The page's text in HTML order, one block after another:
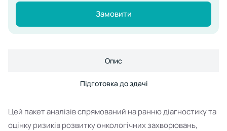
Замовити
Опис
Підготовка до здачі
Цей пакет аналізів спрямований на ранню діагностику та
оцінку ризиків розвитку онкологічних захворювань,